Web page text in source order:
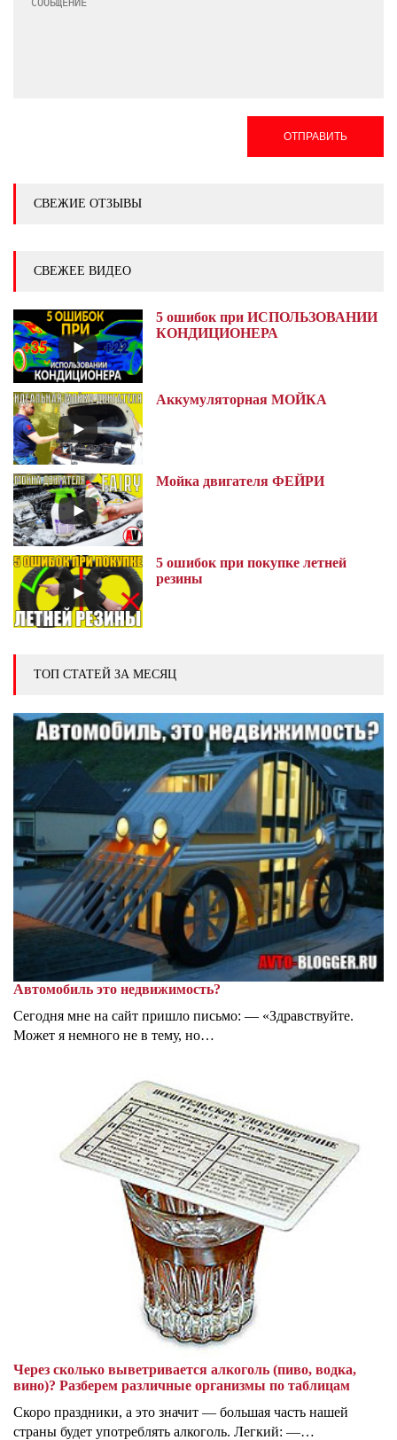
ОТПРАВИТЬ
СВЕЖИЕ ОТЗЫВЫ
СВЕЖЕЕ ВИДЕО
5 ошибок при ИСПОЛЬЗОВАНИИ
КОНДИЦИОНЕРА
Аккумуляторная МОЙКА
Мойка двигателя ФЕЙРИ
5 ошибок при покупке летней
резины
ТОП СТАТЕЙ ЗА МЕСЯЦ
Автомобиль это недвижимость?
Сегодня мне на сайт пришло письмо: — «Здравствуйте.
Может я немного не в тему, но…
Через сколько выветривается алкоголь (пиво, водка,
вино)? Разберем различные организмы по таблицам
Скоро праздники, а это значит — большая часть нашей
страны будет употреблять алкоголь. Легкий: —…